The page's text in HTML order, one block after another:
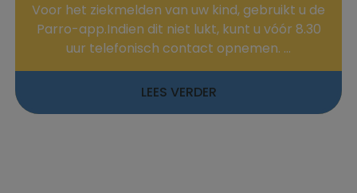
Voor het ziekmelden van uw kind, gebruikt u de
Parro-app.Indien dit niet lukt, kunt u vóór 8.30
uur telefonisch contact opnemen. ...
LEES VERDER